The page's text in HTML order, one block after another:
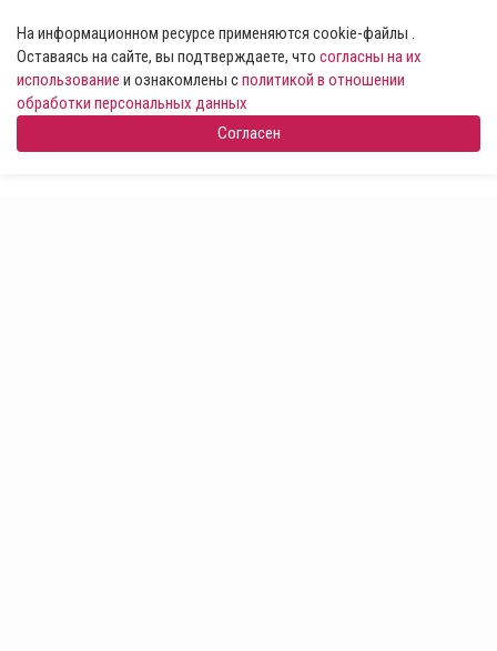
На информационном ресурсе применяются cookie-файлы .
Оставаясь на сайте, вы подтверждаете, что согласны на их
использование и ознакомлены сполитикой в отношении
обработки персональных данных
Согласен